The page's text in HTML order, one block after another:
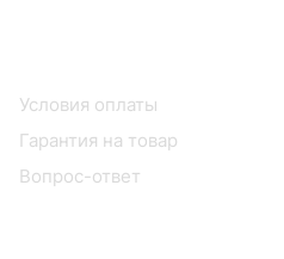
Условия оплаты
Гарантия на товар
Вопрос-ответ